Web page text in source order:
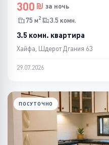
300
за ночь
75 м2 3.5 комн.
3.5 комн. квартира
Хайфа, Шдерот Дгания 63
29.07.2026
ПОСУТОЧНО